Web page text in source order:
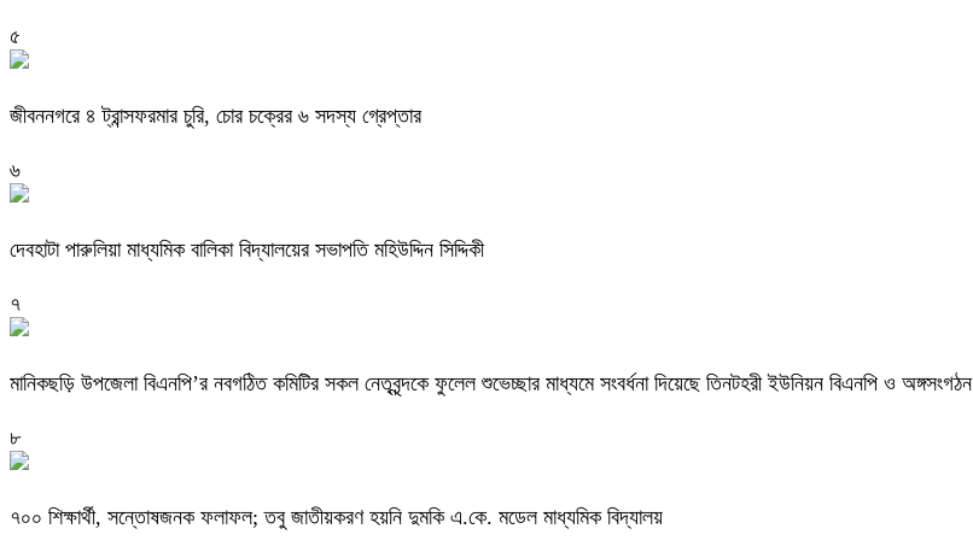
৫
জীবননগরে ৪ ট্রান্সফরমার চুরি, চোর চক্রের ৬ সদস্য গ্রেপ্তার
৬
দেবহাটা পারুলিয়া মাধ্যমিক বালিকা বিদ্যালয়ের সভাপতি মহিউদ্দিন সিদ্দিকী
৭
মানিকছড়ি উপজেলা বিএনপি’র নবগঠিত কমিটির সকল নেতৃবৃন্দকে ফুলেল শুভেচ্ছার মাধ্যমে সংবর্ধনা দিয়েছে তিনটহরী ইউনিয়ন বিএনপি ও অঙ্গসংগঠন
৮
৭০০ শিক্ষার্থী, সন্তোষজনক ফলাফল; তবু জাতীয়করণ হয়নি দুমকি এ.কে. মডেল মাধ্যমিক বিদ্যালয় ‎